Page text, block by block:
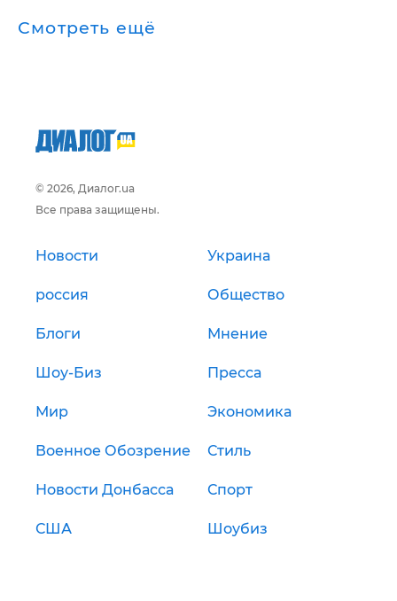
Смотреть ещё
© 2026, Диалог.ua
Все права защищены.
Новости Украина
россия Общество
Блоги Мнение
Шоу-Биз Пресса
Мир Экономика
Военное Обозрение Стиль
Новости Донбасса Спорт
США Шоубиз